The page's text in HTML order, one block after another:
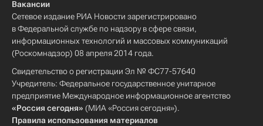
Нобелевская премия по физике
Россия
Европарламент
Вакансии
Сетевое издание РИА Новости зарегистрировано
в Федеральной службе по надзору в сфере связи,
информационных технологий и массовых коммуникаций
(Роскомнадзор) 08 апреля 2014 года.
Свидетельство о регистрации Эл № ФС77-57640
Учредитель: Федеральное государственное унитарное
предприятие Международное информационное агентство
«Россия сегодня» (МИА «Россия сегодня»).
Правила использования материалов